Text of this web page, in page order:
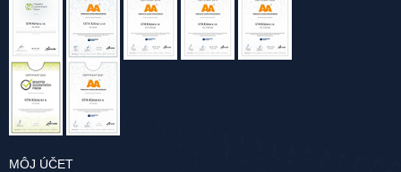
MÔJ ÚČET